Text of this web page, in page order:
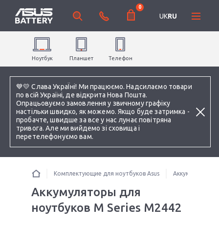
💙💛 Слава УкраЇні! Ми працюємо. Надсилаємо товари
по всій Україні, де відкрита Нова Пошта.
Опрацьовуємо замовлення у звичному графіку
настільки швидко, як можемо. Якщо буде затримка -
пробачте, швидше за все у нас лунає повітряна
тривога. Але ми вийдемо зі сховища і
перетелефонуємо вам.
0
UKRU
Ноутбук Планшет Телефон
Комплектующие для ноутбуков Asus Аккумуляторы
Аккумуляторы для
ноутбуков M Series M2442